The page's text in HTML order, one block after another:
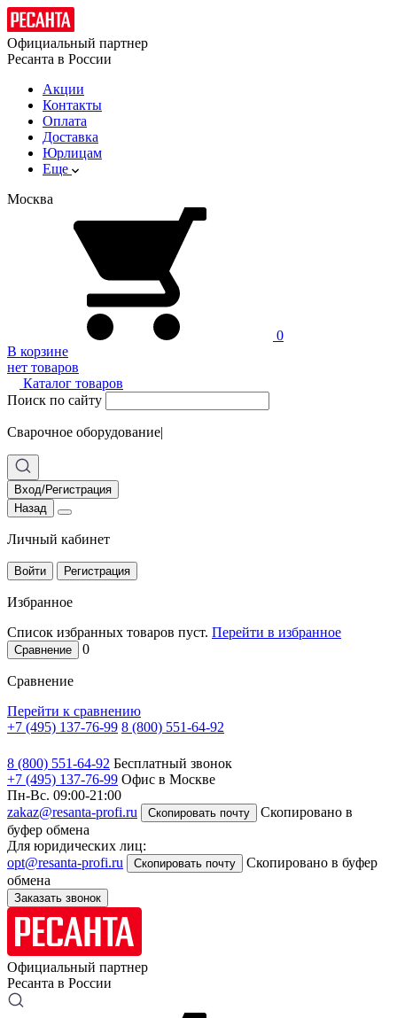
Официальный партнер
Ресанта в России
Акции
Контакты
Оплата
Доставка
Юрлицам
Еще
Москва
0
В корзине
нет товаров
Каталог товаров
Поиск по сайту
Сварочное оборудование|
Вход/Регистрация
Назад
Личный кабинет
Войти Регистрация
Избранное
Список избранных товаров пуст. Перейти в избранное
Сравнение 0
Сравнение
Перейти к сравнению
+7 (495) 137-76-99 8 (800) 551-64-92
8 (800) 551-64-92 Бесплатный звонок
+7 (495) 137-76-99 Офис в Москве
Пн-Вс. 09:00-21:00
zakaz@resanta-profi.ru
Скопировать почту
Скопировано в
буфер обмена
Для юридических лиц:
opt@resanta-profi.ru
Скопировать почту
Скопировано в буфер
обмена
Заказать звонок
Официальный партнер
Ресанта в России